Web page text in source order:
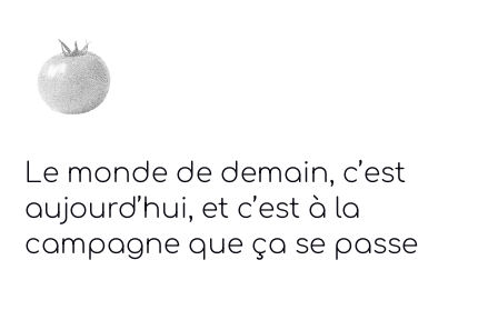
Le monde de demain, c’est
aujourd’hui, et c’est à la
campagne que ça se passe